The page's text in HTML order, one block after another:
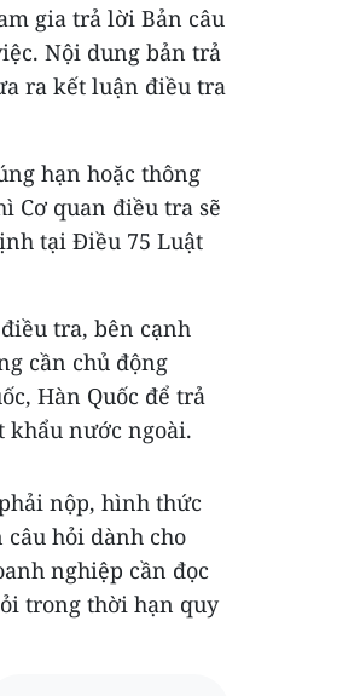
gia trả lời Bản câu
Nội dung bản trả
ra kết luận điều tra
hạn hoặc thông
Cơ quan điều tra sẽ
tại Điều 75 Luật
tra, bên cạnh
cần chủ động
Hàn Quốc để trả
khẩu nước ngoài.
nộp, hình thức
hỏi dành cho
nghiệp cần đọc
trong thời hạn quy